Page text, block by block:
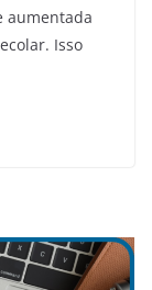
aumentada
Isso